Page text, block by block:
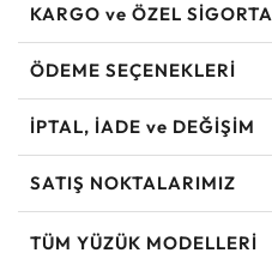
KARGO ve ÖZEL SİGORTA
ÖDEME SEÇENEKLERİ
İPTAL, İADE ve DEĞİŞİM
SATIŞ NOKTALARIMIZ
TÜM YÜZÜK MODELLERI